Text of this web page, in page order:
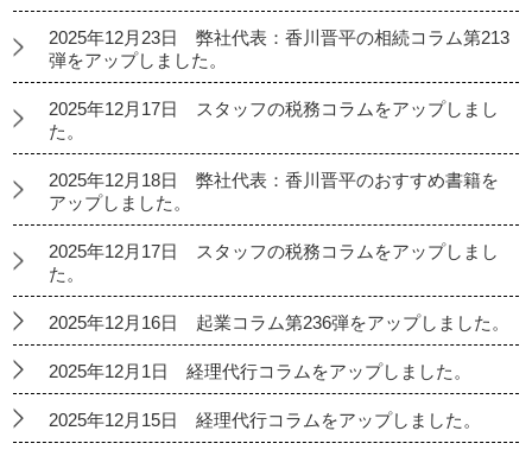
2025年12月23日 弊社代表：香川晋平の相続コラム第213
弾をアップしました。
2025年12月17日 スタッフの税務コラムをアップしまし
た。
2025年12月18日 弊社代表：香川晋平のおすすめ書籍を
アップしました。
2025年12月17日 スタッフの税務コラムをアップしまし
た。
2025年12月16日 起業コラム第236弾をアップしました。
2025年12月1日 経理代行コラムをアップしました。
2025年12月15日 経理代行コラムをアップしました。